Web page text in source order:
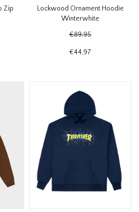
Zip
Lockwood Ornament Hoodie
Winterwhite
€89,95
€44,97